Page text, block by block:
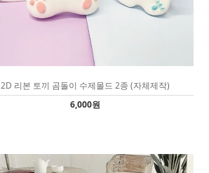
2D 리본 토끼 곰돌이 수제몰드 2종 (자체제작)
6,000원